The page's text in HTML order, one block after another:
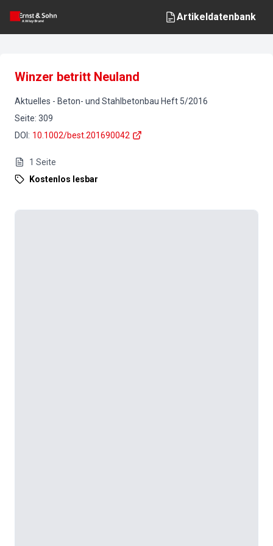
Artikeldatenbank
Winzer betritt Neuland
Aktuelles - Beton- und Stahlbetonbau Heft 5/2016
Seite: 309
DOI : 10.1002/best.201690042
1 Seite
Kostenlos lesbar